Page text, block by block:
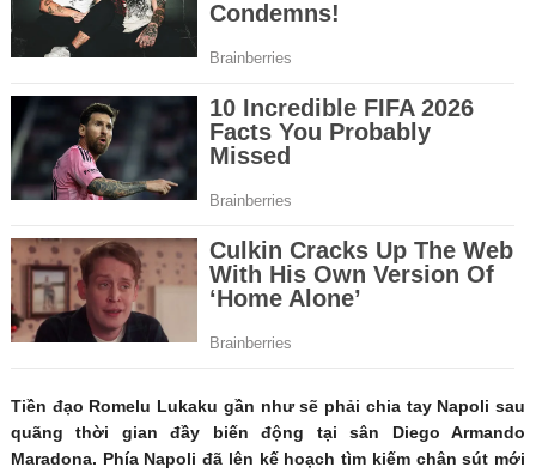
Tiền đạo Romelu Lukaku gần như sẽ phải chia tay Napoli sau
quãng thời gian đầy biến động tại sân Diego Armando
Maradona. Phía Napoli đã lên kế hoạch tìm kiếm chân sút mới